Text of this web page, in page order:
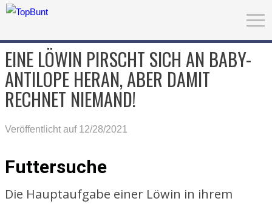
EINE LÖWIN PIRSCHT SICH AN BABY-
ANTILOPE HERAN, ABER DAMIT
RECHNET NIEMAND!
Veröffentlicht auf 12/28/2021
Futtersuche
Die Hauptaufgabe einer Löwin in ihrem